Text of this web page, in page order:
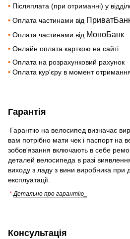
• Післяплата (при отриманні) у
• Оплата частинами від
• Оплата частинами від МоноБанк
• Онлайн оплата карткою на сайті
• Оплата на розрахунковий рахунок
• Оплата кур'єру в момент
Гарантія
Гарантію на велосипед визначає
вам потрібно мати чек і паспорт на
зобов'язання включають в себе
деталей велосипеда в разі
виходу з ладу з вини виробника при
експлуатації.
* Детально про гарантію_
Консультація